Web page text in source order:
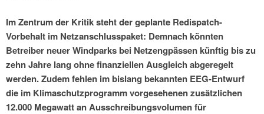
Im Zentrum der Kritik steht der geplante Redispatch-
Vorbehalt im Netzanschlusspaket: Demnach könnten
Betreiber neuer Windparks bei Netzengpässen künftig bis zu
zehn Jahre lang ohne finanziellen Ausgleich abgeregelt
werden. Zudem fehlen im bislang bekannten EEG-Entwurf
die im Klimaschutzprogramm vorgesehenen zusätzlichen
12.000 Megawatt an Ausschreibungsvolumen für